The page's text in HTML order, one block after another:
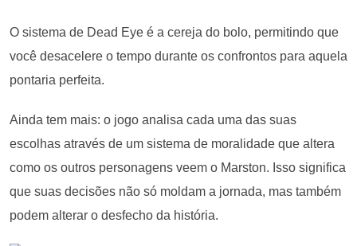
O sistema de Dead Eye é a cereja do bolo, permitindo que
você desacelere o tempo durante os confrontos para aquela
pontaria perfeita.
Ainda tem mais: o jogo analisa cada uma das suas
escolhas através de um sistema de moralidade que altera
como os outros personagens veem o Marston. Isso significa
que suas decisões não só moldam a jornada, mas também
podem alterar o desfecho da história.